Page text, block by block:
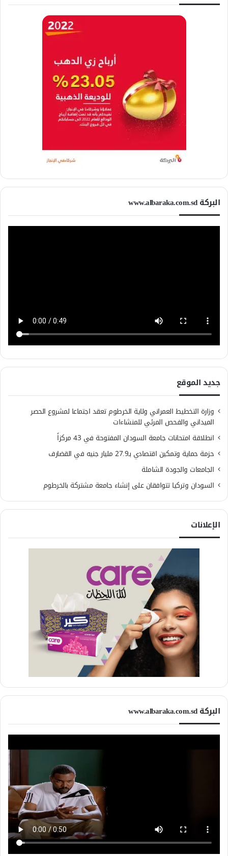
البركة www.albaraka.com.sd
جديد الموقع
وزارة التخطيط العمراني ولاية الخرطوم تعقد اجتماعا لمشروع الحصر
الميداني والفحص المرئي للمنشاءات
انطلاقة امتحانات جامعة السودان المفتوحة في 43 مركزاً
حزمة حماية وتمكين اقتصادي بـ27.9 مليار جنيه في القضارف
الجامعات والجودة الشاملة
السودان وتركيا تتوافقان على إنشاء جامعة مشتركة بالخرطوم
الإعلانات
البركة www.albaraka.com.sd